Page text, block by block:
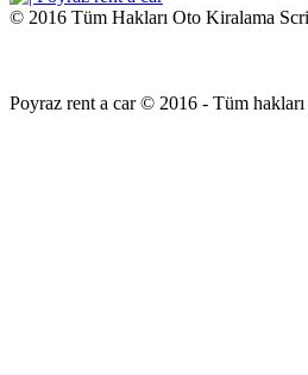
© 2016 Tüm Hakları Oto Kiralama
Poyraz rent a car © 2016 - Tüm hakları